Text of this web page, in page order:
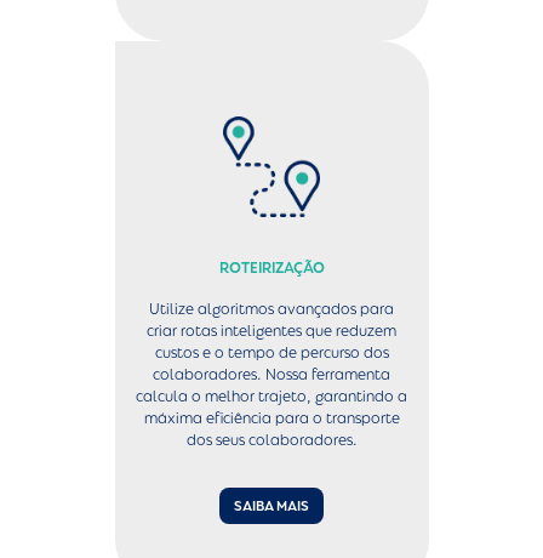
ROTEIRIZAÇÃO
Utilize algoritmos avançados para
criar rotas inteligentes que reduzem
custos e o tempo de percurso dos
colaboradores. Nossa ferramenta
calcula o melhor trajeto, garantindo a
máxima eficiência para o transporte
dos seus colaboradores.
SAIBA MAIS